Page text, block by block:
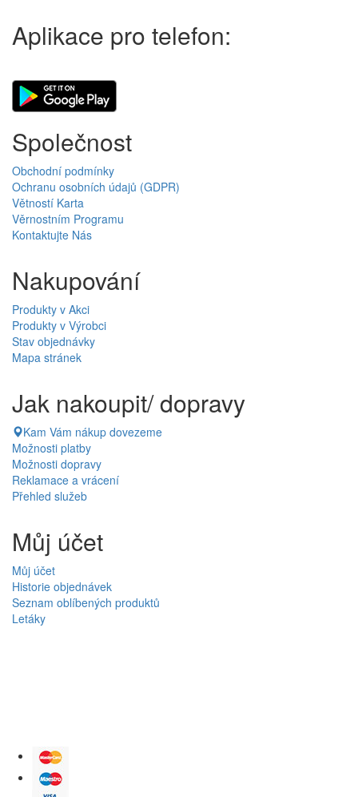
Aplikace pro telefon:
Společnost
Obchodní podmínky
Ochranu osobních údajů (GDPR)
Větností Karta
Věrnostním Programu
Kontaktujte Nás
Nakupování
Produkty v Akci
Produkty v Výrobci
Stav objednávky
Mapa stránek
Jak nakoupit/ dopravy
Kam Vám nákup dovezeme
Možnosti platby
Možnosti dopravy
Reklamace a vrácení
Přehled služeb
Můj účet
Můj účet
Historie objednávek
Seznam oblíbených produktů
Letáky